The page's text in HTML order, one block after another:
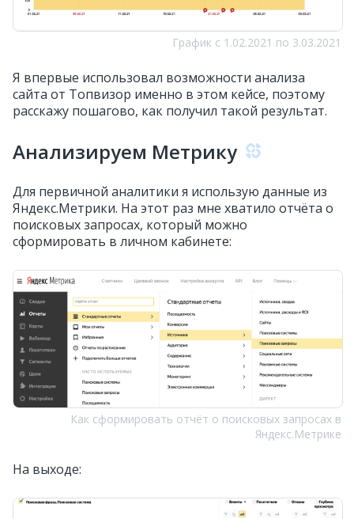
График с 1.02.2021 по 3.03.2021
Я впервые использовал возможности анализа
сайта от Топвизор именно в этом кейсе, поэтому
расскажу пошагово, как получил такой результат.
Анализируем Метрику
Для первичной аналитики я использую данные из
Яндекс.Метрики. На этот раз мне хватило отчёта о
поисковых запросах, который можно
сформировать в личном кабинете:
Как сформировать отчёт о поисковых запросах в
Яндекс.Метрике
На выходе: